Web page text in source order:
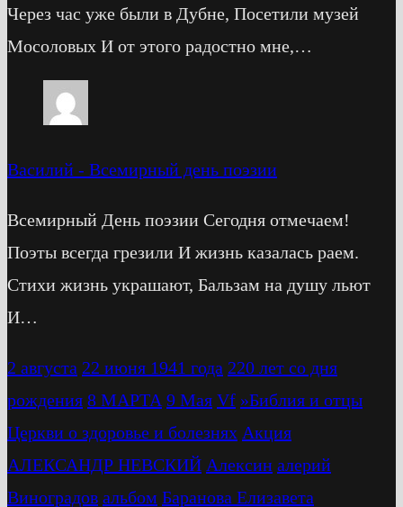
Через час уже были в Дубне, Посетили музей
Мосоловых И от этого радостно мне,…
Василий - Всемирный день поэзии
Всемирный День поэзии Сегодня отмечаем!
Поэты всегда грезили И жизнь казалась раем.
Стихи жизнь украшают, Бальзам на душу льют
И…
2 августа 22 июня 1941 года 220 лет со дня
рождения 8 МАРТА 9 Мая Vf »Библия и отцы
Церкви о здоровье и болезнях Акция
АЛЕКСАНДР НЕВСКИЙ Алексин алерий
Виноградов альбом Баранова Елизавета